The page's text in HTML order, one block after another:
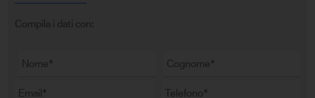
Compila i dati con: